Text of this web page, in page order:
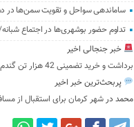
ساماندهی سواحل و تقویت سمن‌ها در
تداوم حضور بوشهری‌ها در اجتماع شبانه/
خبر جنجالی اخیر
برداشت و خرید تضمینی 42 هزار تن گندم در استان بوشهر
پربحث‌ترین خبر اخیر
محمد درشهر کرمان برای استقبال از